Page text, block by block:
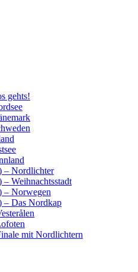
gehts!
– Nordlichter
– Weihnachtsstadt
– Norwegen
– Das Nordkap
mit Nordlichtern